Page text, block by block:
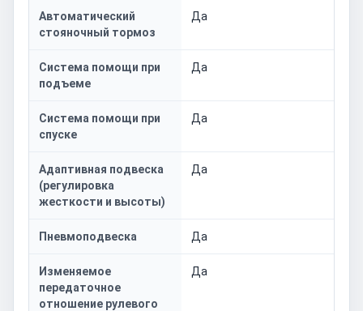
Автоматический
стояночный тормоз
Да
Система помощи при
подъеме
Да
Система помощи при
спуске
Да
Адаптивная подвеска
(регулировка
жесткости и высоты)
Да
Пневмоподвеска Да
Изменяемое
передаточное
отношение рулевого
Да